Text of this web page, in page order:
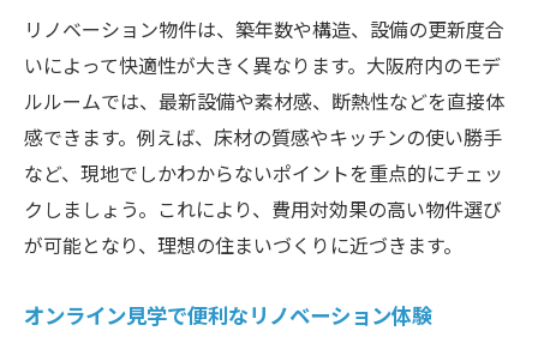
リノベーション物件は、築年数や構造、設備の更新度合
いによって快適性が大きく異なります。大阪府内のモデ
ルルームでは、最新設備や素材感、断熱性などを直接体
感できます。例えば、床材の質感やキッチンの使い勝手
など、現地でしかわからないポイントを重点的にチェッ
クしましょう。これにより、費用対効果の高い物件選び
が可能となり、理想の住まいづくりに近づきます。
オンライン見学で便利なリノベーション体験